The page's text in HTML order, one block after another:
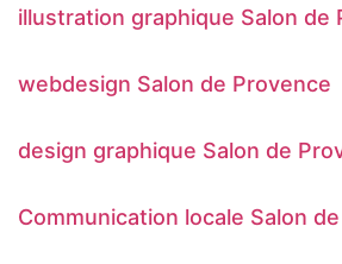
illustration graphique Salon de
webdesign Salon de Provence
design graphique Salon de
Communication locale Salon